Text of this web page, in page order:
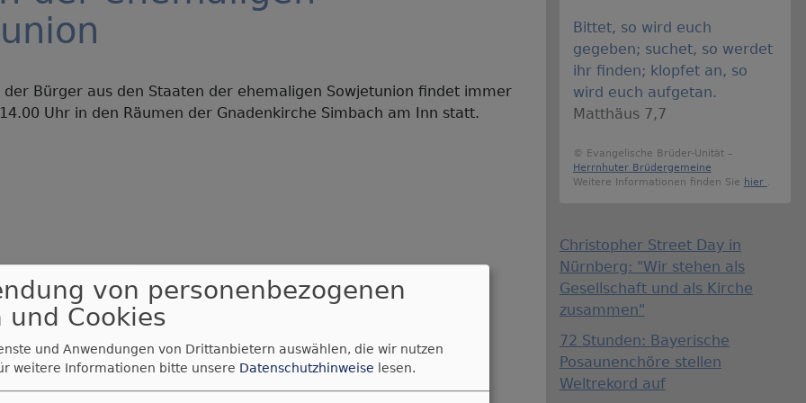
der Bürger aus den Staaten der ehemaligen Sowjetunion findet immer
Uhr in den Räumen der Gnadenkirche Simbach am Inn statt.
Bittet, so wird euch
gegeben; suchet, so werdet
ihr finden; klopfet an, so
wird euch aufgetan.
Matthäus 7,7
© Evangelische Brüder-Unität –
Herrnhuter Brüdergemeine
Weitere Informationen finden Sie hier .
Christopher Street Day in
Nürnberg: "Wir stehen als
Gesellschaft und als Kirche
zusammen"
72 Stunden: Bayerische
Posaunenchöre stellen
Weltrekord auf
von personenbezogenen
und Cookies
und Anwendungen von Drittanbietern auswählen, die wir nutzen
weitere Informationen bitte unsere Datenschutzhinweise lesen.